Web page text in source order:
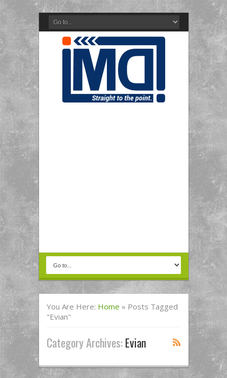
You Are Here: Home » Posts Tagged
"Evian"
Category Archives:Evian